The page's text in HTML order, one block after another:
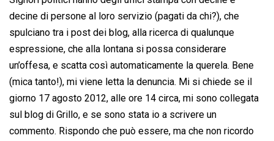
decine di persone al loro servizio (pagati da chi?), che
spulciano tra i post dei blog, alla ricerca di qualunque
espressione, che alla lontana si possa considerare
un’offesa, e scatta così automaticamente la querela. Bene
(mica tanto!), mi viene letta la denuncia. Mi si chiede se il
giorno 17 agosto 2012, alle ore 14 circa, mi sono collegata
sul blog di Grillo, e se sono stata io a scrivere un
commento. Rispondo che può essere, ma che non ricordo